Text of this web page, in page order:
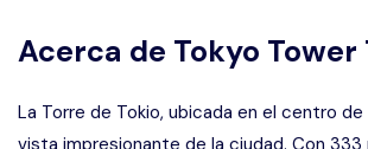
Acerca de Tokyo
La Torre de Tokio, ubicada en el centro
vista impresionante de la ciudad. Con